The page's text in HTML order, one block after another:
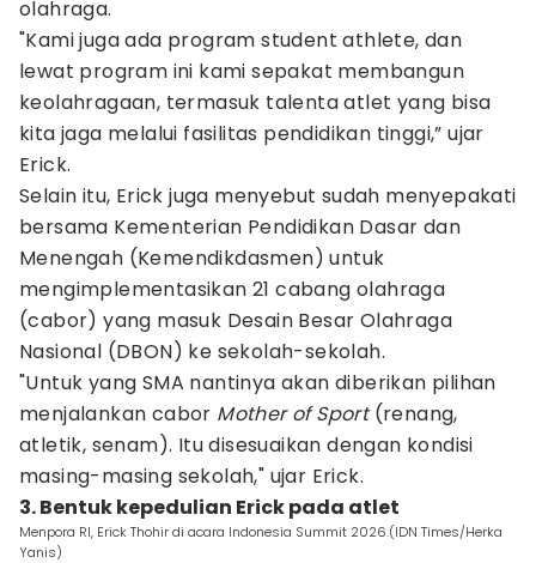
olahraga.
"Kami juga ada program student athlete, dan
lewat program ini kami sepakat membangun
keolahragaan, termasuk talenta atlet yang bisa
kita jaga melalui fasilitas pendidikan tinggi,” ujar
Erick.
Selain itu, Erick juga menyebut sudah menyepakati
bersama Kementerian Pendidikan Dasar dan
Menengah (Kemendikdasmen) untuk
mengimplementasikan 21 cabang olahraga
(cabor) yang masuk Desain Besar Olahraga
Nasional (DBON) ke sekolah-sekolah.
"Untuk yang SMA nantinya akan diberikan pilihan
menjalankan cabor Mother of Sport(renang,
atletik, senam). Itu disesuaikan dengan kondisi
masing-masing sekolah," ujar Erick.
3. Bentuk kepedulian Erick pada atlet
Menpora RI, Erick Thohir di acara Indonesia Summit 2026.(IDN Times/Herka
Yanis)